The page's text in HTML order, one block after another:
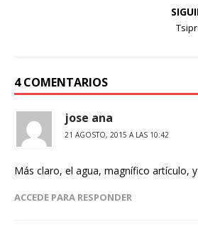
4 COMENTARIOS
jose ana
21 AGOSTO, 2015 A LAS 10:42
Más claro, el agua, magnífico artículo,
ACCEDE PARA RESPONDER